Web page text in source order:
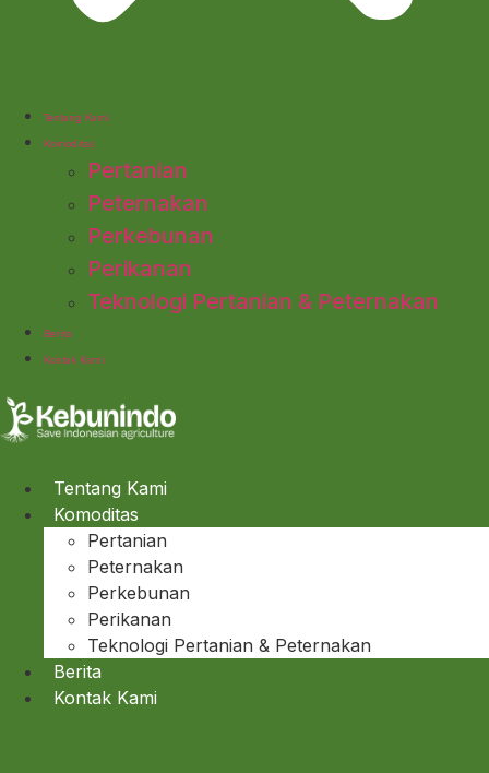
Tentang Kami
Komoditas
Pertanian
Peternakan
Perkebunan
Perikanan
Teknologi Pertanian & Peternakan
Berita
Kontak Kami
Tentang Kami
Komoditas
Pertanian
Peternakan
Perkebunan
Perikanan
Teknologi Pertanian & Peternakan
Berita
Kontak Kami